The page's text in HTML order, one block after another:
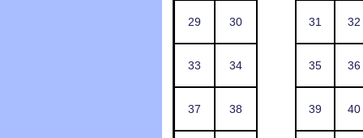
29 30 31 32
33 34 35 36
37 38 39 40